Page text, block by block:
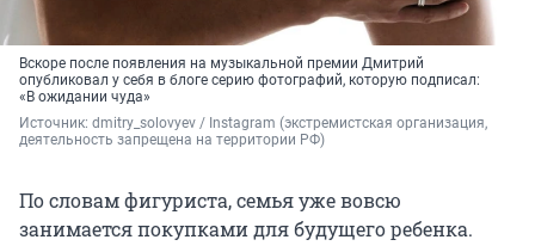
Вскоре после появления на музыкальной премии Дмитрий
опубликовал у себя в блоге серию фотографий, которую подписал:
«В ожидании чуда»
Источник: dmitry_solovyev / Instagram (экстремистская организация,
деятельность запрещена на территории РФ)
По словам фигуриста, семья уже вовсю
занимается покупками для будущего ребенка.